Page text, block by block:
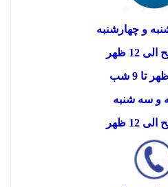
و چهارشنبه
و سه شنبه